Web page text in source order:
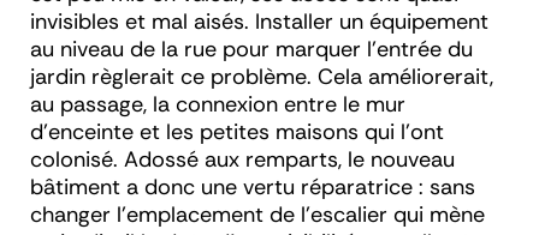
invisibles et mal aisés. Installer un équipement
au niveau de la rue pour marquer l’entrée du
jardin règlerait ce problème. Cela améliorerait,
au passage, la connexion entre le mur
d’enceinte et les petites maisons qui l’ont
colonisé. Adossé aux remparts, le nouveau
bâtiment a donc une vertu réparatrice : sans
changer l’emplacement de l’escalier qui mène